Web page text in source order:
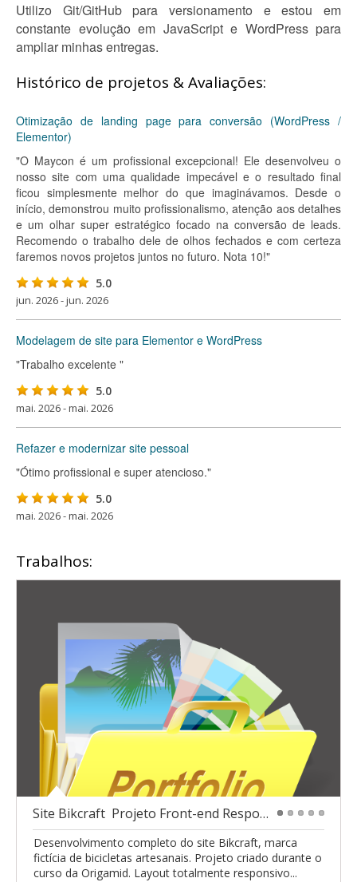
Utilizo Git/GitHub para versionamento e estou em
constante evolução em JavaScript e WordPress para
ampliar minhas entregas.
Histórico de projetos & Avaliações:
Otimização de landing page para conversão (WordPress /
Elementor)
"O Maycon é um profissional excepcional! Ele desenvolveu o
nosso site com uma qualidade impecável e o resultado final
ficou simplesmente melhor do que imaginávamos. Desde o
início, demonstrou muito profissionalismo, atenção aos detalhes
e um olhar super estratégico focado na conversão de leads.
Recomendo o trabalho dele de olhos fechados e com certeza
faremos novos projetos juntos no futuro. Nota 10!"
5.0
jun. 2026 - jun. 2026
Modelagem de site para Elementor e WordPress
"Trabalho excelente "
5.0
mai. 2026 - mai. 2026
Refazer e modernizar site pessoal
"Ótimo profissional e super atencioso."
5.0
mai. 2026 - mai. 2026
Trabalhos:
Site Bikcraft  Projeto Front-end Responsivo
Desenvolvimento completo do site Bikcraft, marca
fictícia de bicicletas artesanais. Projeto criado durante o
curso da Origamid. Layout totalmente responsivo...